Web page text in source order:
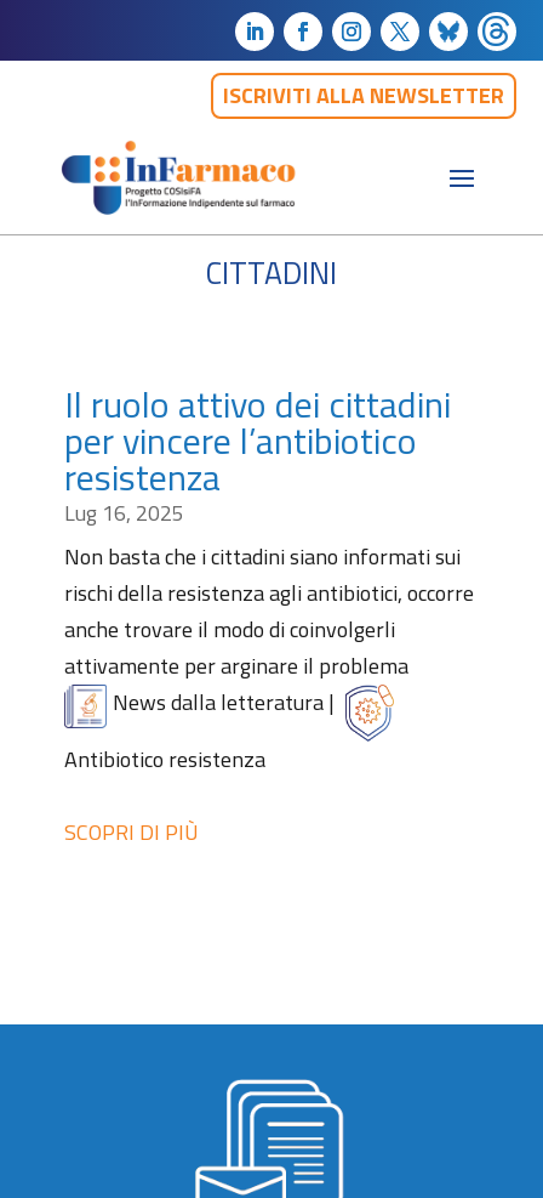
ISCRIVITI ALLA NEWSLETTER
cittadini
Il ruolo attivo dei cittadini
per vincere l’antibiotico
resistenza
Lug 16, 2025
Non basta che i cittadini siano informati sui
rischi della resistenza agli antibiotici, occorre
anche trovare il modo di coinvolgerli
attivamente per arginare il problema
News dalla letteratura|
Antibiotico resistenza
SCOPRI DI PIÙ